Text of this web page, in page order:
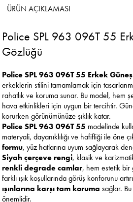
ÜRÜN AÇIKLAMASI
Police SPL 963 096T 55
Gözlüğü
Police SPL 963 096T 55 Erkek
erkeklerin stilini tamamlamak için
rahatlık ve koruma sunar. Bu model, hem
hava etkinlikleri için uygun bir tercihtir.
korurken görünümünüze şıklık katar.
Police SPL 963 096T 55 modelinde
materyali, dayanıklılığı ve hafifliği ile öne
formu, yüz hatlarına uyum sağlayarak
Siyah çerçeve rengi, klasik ve
renkli degrade camlar, hem estetik
farklı ışık koşullarında görüş konforunu
ışınlarına karşı tam koruma sağlar.
önemlidir.